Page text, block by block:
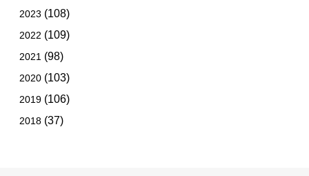
2023 (108)
2022 (109)
2021 (98)
2020 (103)
2019 (106)
2018 (37)